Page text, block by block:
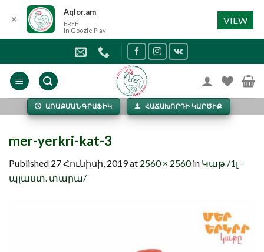
content
ԱՌԱՔՄԱՆ ԳՐԱՖԻԿ ՀԱՃԱԽՈՐԴԻ ԿԱՐԾԻՔ
mer-yerkri-kat-3
Published 27 Հունիսի, 2019at 2560 × 2560in Կաթ /1լ –
պլաստ. տարա/
✕
Aqlor.am
FREE
In Google Play
VIEW